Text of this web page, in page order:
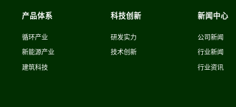
产品体系
循环产业
新能源产业
建筑科技
科技创新
研发实力
技术创新
新闻中心
公司新闻
行业新闻
行业资讯